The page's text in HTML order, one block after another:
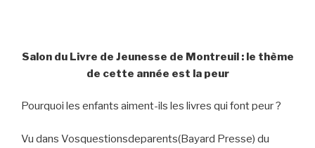
Salon du Livre de Jeunesse de Montreuil : le thème
de cette année est la peur
Pourquoi les enfants aiment-ils les livres qui font peur ?
Vu dans Vosquestionsdeparents(Bayard Presse) du